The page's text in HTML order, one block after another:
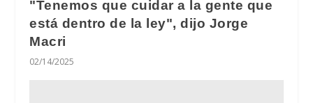
"Tenemos que cuidar a la gente que
está dentro de la ley", dijo Jorge
Macri
02/14/2025